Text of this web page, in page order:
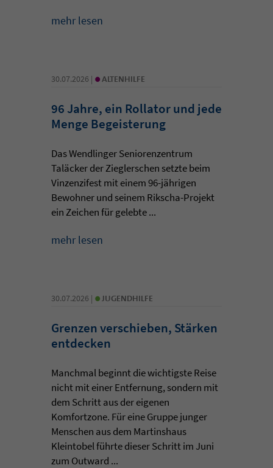
mehr lesen
30.07.2026 | • ALTENHILFE
96 Jahre, ein Rollator und jede
Menge Begeisterung
Das Wendlinger Seniorenzentrum
Taläcker der Zieglerschen setzte beim
Vinzenzifest mit einem 96-jährigen
Bewohner und seinem Rikscha-Projekt
ein Zeichen für gelebte ...
mehr lesen
30.07.2026 | • JUGENDHILFE
Grenzen verschieben, Stärken
entdecken
Manchmal beginnt die wichtigste Reise
nicht mit einer Entfernung, sondern mit
dem Schritt aus der eigenen
Komfortzone. Für eine Gruppe junger
Menschen aus dem Martinshaus
Kleintobel führte dieser Schritt im Juni
zum Outward ...